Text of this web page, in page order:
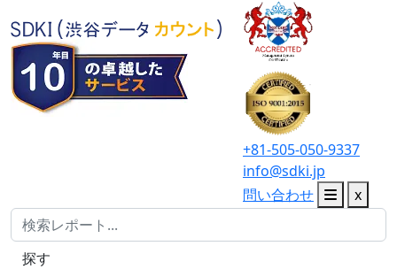
+81-505-050-9337
info@sdki.jp
問い合わせ
x
探す